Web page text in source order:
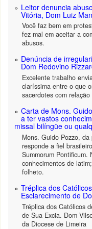
Leitor denuncia
Vitória, Dom Luiz
Você faz bem em
fez mal em aceitar a
abusos.
Denúncia de
Dom Redovino
Excelente trabalho
claríssima entre o que
sacerdotes com
Carta de Mons.
a ter vastos
missal bilíngüe ou
Mons. Guido Pozzo,
responde a fiel
Summorum Pontificum.
conhecimentos de
folheto.
Tréplica dos
Esclarecimento de
Tréplica dos Católicos
de Sua Excia. Dom
da Diocese de Limeira